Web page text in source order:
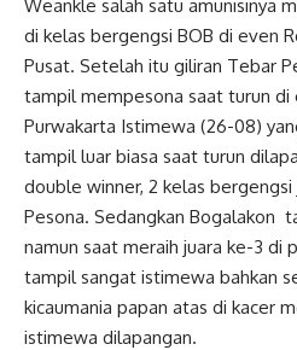
Weankle salah satu amunisinya
di kelas bergengsi BOB di even
Pusat. Setelah itu giliran Tebar
tampil mempesona saat turun di
Purwakarta Istimewa (26-08)
tampil luar biasa saat turun
double winner, 2 kelas
Pesona. Sedangkan Bogalakon
namun saat meraih juara ke-3 di
tampil sangat istimewa bahkan
kicaumania papan atas di kacer
istimewa dilapangan.